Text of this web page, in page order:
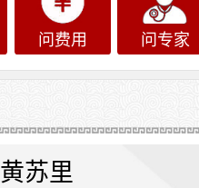
问费用 问专家
黄苏里